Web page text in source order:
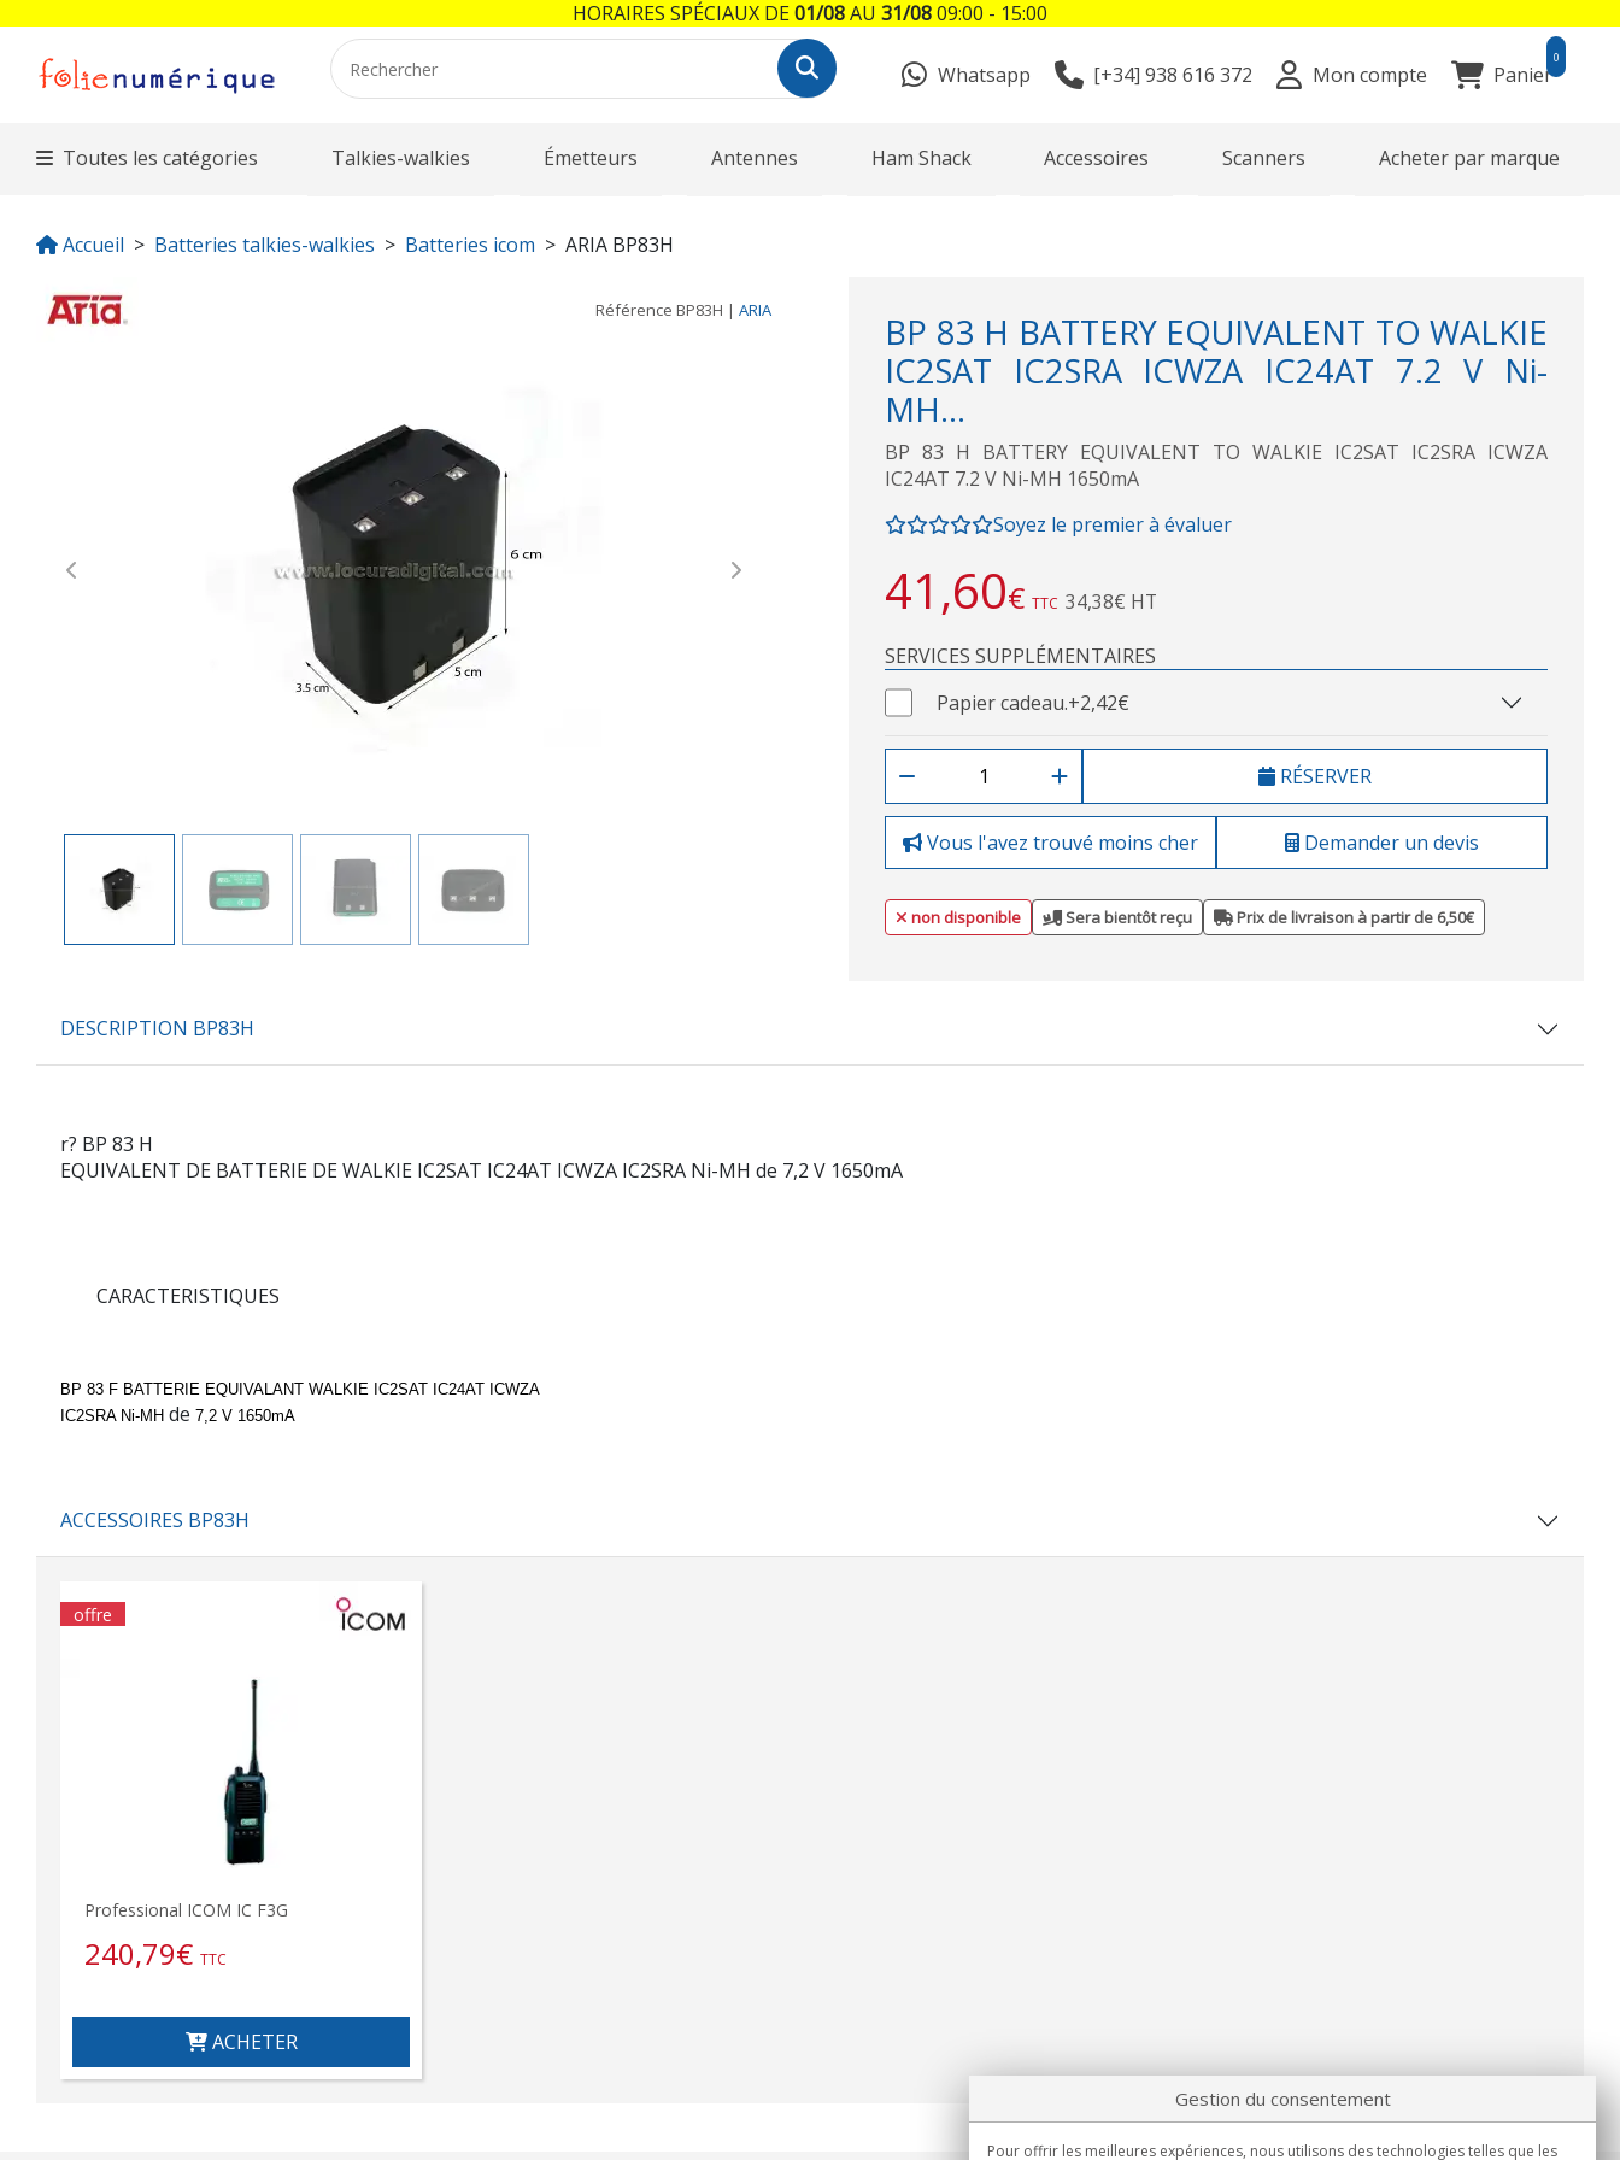
Whatsapp [+34] 938 616 372 Mon compte Panier
0
Toutes les catégories Talkies-walkies Émetteurs Antennes Ham Shack Accessoires Scanners Acheter par marque
Accueil Batteries talkies-walkies Batteries icom ARIA BP83H
Référence BP83H | ARIA
Previous Next
BP 83 H BATTERY EQUIVALENT TO WALKIE
IC2SAT IC2SRA ICWZA IC24AT 7.2 V Ni-
MH...
BP 83 H BATTERY EQUIVALENT TO WALKIE IC2SAT IC2SRA ICWZA
IC24AT 7.2 V Ni-MH 1650mA
Soyez le premier à évaluer
41,60€ TTC 34,38€ HT
SERVICES SUPPLÉMENTAIRES
Papier cadeau.+2,42€
RÉSERVER
Vous l'avez trouvé moins cher Demander un devis
non disponible Sera bientôt reçu Prix de livraison à partir de 6,50€
DESCRIPTION BP83H
r? BP 83 H
EQUIVALENT DE BATTERIE DE WALKIE IC2SAT IC24AT ICWZA IC2SRA Ni-MH de 7,2 V 1650mA
CARACTERISTIQUES
BP 83 F BATTERIE EQUIVALANT WALKIE IC2SAT IC24AT ICWZA
IC2SRA Ni-MH de 7,2 V 1650mA
ACCESSOIRES BP83H
offre
Professional ICOM IC F3G
240,79€ TTC
ACHETER
Gestion du consentement
Pour offrir les meilleures expériences, nous utilisons des technologies telles que les
HORAIRES SPÉCIAUX DE01/08AU 31/0809:00 - 15:00